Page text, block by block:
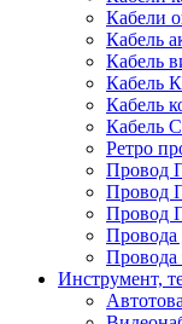
Кабели
Кабель
Кабель
Кабель
Кабель
Кабель
Ретро
Провод
Провода
Инструмент,